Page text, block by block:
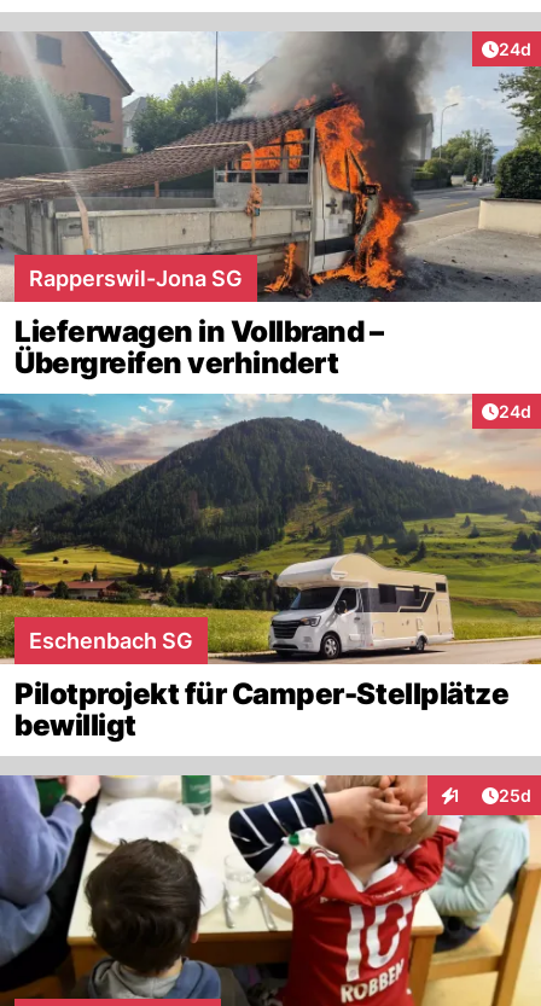
24d
Rapperswil-Jona SG
Lieferwagen in Vollbrand –
Übergreifen verhindert
24d
Eschenbach SG
Pilotprojekt für Camper-Stellplätze
bewilligt
1
Interaktionen
25d